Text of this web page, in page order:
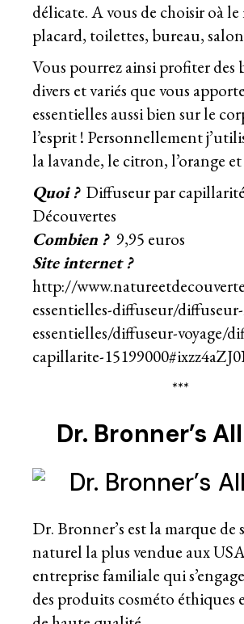
délicate. A vous de choisir oà
placard, toilettes, bureau,
Vous pourrez ainsi profiter des
divers et variés que vous
essentielles aussi bien sur le
l’esprit ! Personnellement
la lavande, le citron, l’orange et
Quoi ?Diffuseur par
Découvertes
Combien ?9,95 euros
Site internet ?
http://
essentielles-diffuseur/
essentielles/diffuseur-voyage/
capillarite-
***
Dr. Bronner’s
Dr. Bronner’s est la marque de
naturel la plus vendue aux
entreprise familiale qui
des produits cosméto éthiques